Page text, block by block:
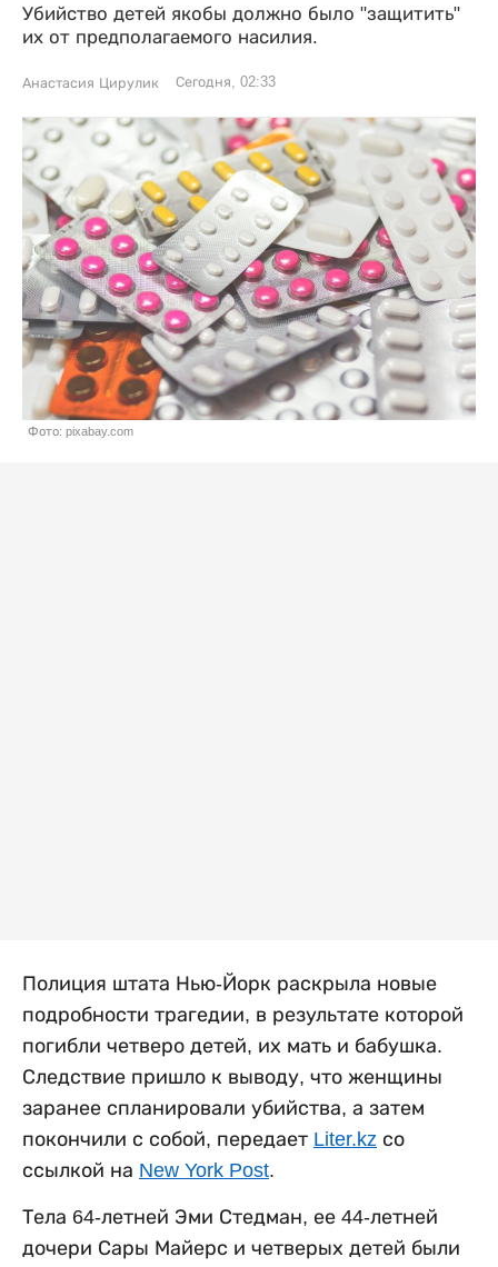
Убийство детей якобы должно было "защитить"
их от предполагаемого насилия.
Анастасия Цирулик Сегодня, 02:33
Фото: pixabay.com
Полиция штата Нью-Йорк раскрыла новые
подробности трагедии, в результате которой
погибли четверо детей, их мать и бабушка.
Следствие пришло к выводу, что женщины
заранее спланировали убийства, а затем
покончили с собой, передает Liter.kz со
ссылкой на New York Post.
Тела 64-летней Эми Стедман, ее 44-летней
дочери Сары Майерс и четверых детей были